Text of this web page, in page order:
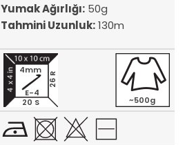
Yumak Ağırlığı:50g
Tahmini Uzunluk:130m
20 S
26 R
4mm
E-4
~500g